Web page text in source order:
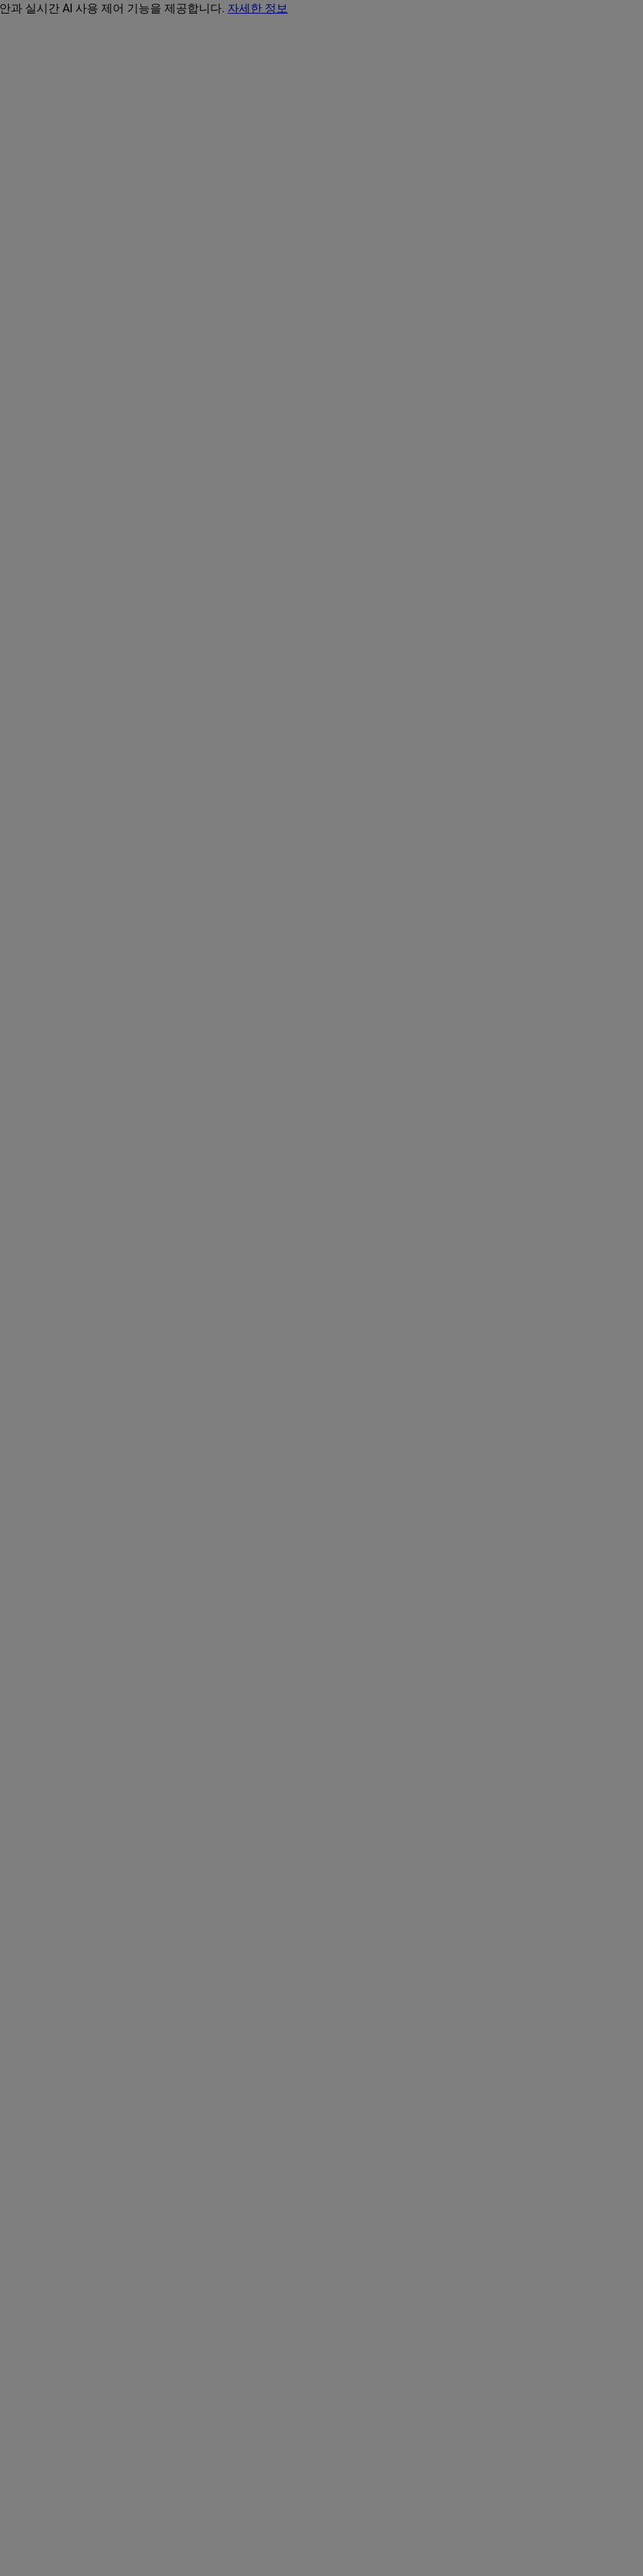
과 실시간 AI 사용 제어 기능을 제공합니다. 자세한 정보